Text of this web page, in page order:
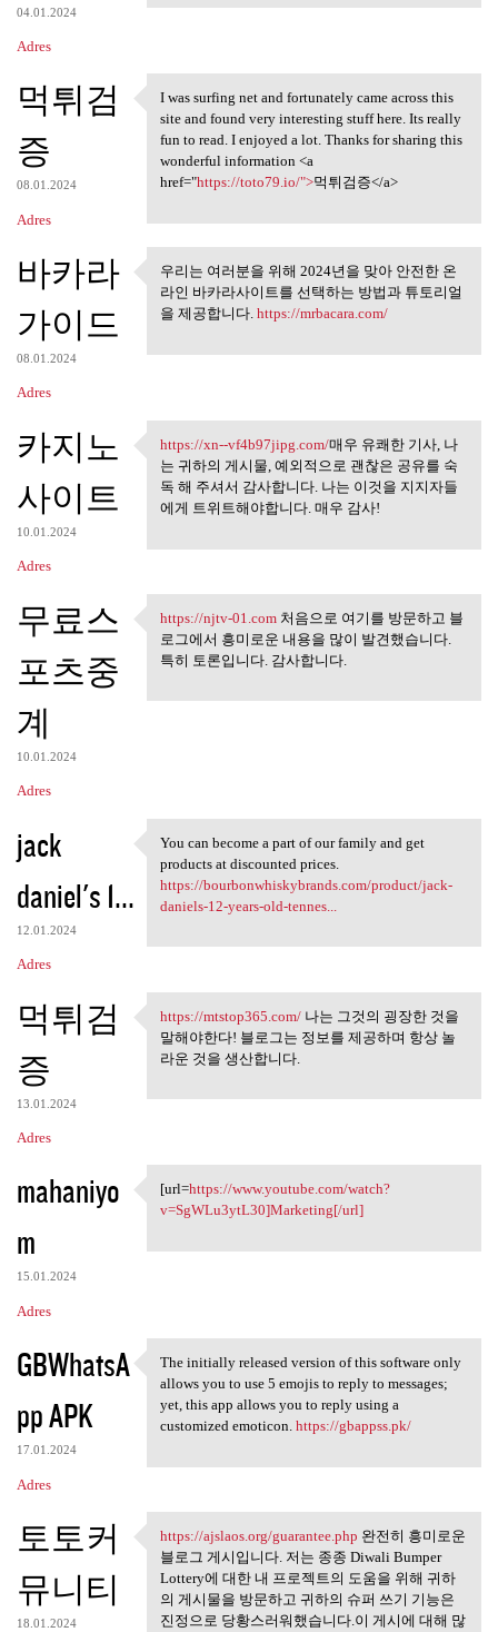
04.01.2024
Adres
먹튀검
증
08.01.2024
Adres
I was surfing net and
I was surfing net and fortunately came across this
site and found very interesting stuff here. Its really
fun to read. I enjoyed a lot. Thanks for sharing this
wonderful information <a
href="https://toto79.io/">먹튀검증</a>
바카라
가이드
08.01.2024
Adres
우리는 여러분을 위해 2024년을
맞아 안전한 온라인
우리는 여러분을 위해 2024년을 맞아 안전한 온
라인 바카라사이트를 선택하는 방법과 튜토리얼
을 제공합니다. https://mrbacara.com/
카지노
사이트
10.01.2024
Adres
https://xn--vf4b97jipg.com/매우
https://xn--vf4b97jipg.com/매우 유쾌한 기사, 나
는 귀하의 게시물, 예외적으로 괜찮은 공유를 숙
독 해 주셔서 감사합니다. 나는 이것을 지지자들
에게 트위트해야합니다. 매우 감사!
무료스
포츠중
계
10.01.2024
Adres
https://njtv-01.com 처음으로 여기를
https://njtv-01.com처음으로 여기를 방문하고 블
로그에서 흥미로운 내용을 많이 발견했습니다.
특히 토론입니다. 감사합니다.
jack
daniel's 1...
12.01.2024
Adres
You can become a part of our
You can become a part of our family and get
products at discounted prices.
https://bourbonwhiskybrands.com/product/jack-
daniels-12-years-old-tennes...
먹튀검
증
13.01.2024
Adres
https://mtstop365.com/ 나는 그것의
https://mtstop365.com/나는 그것의 굉장한 것을
말해야한다! 블로그는 정보를 제공하며 항상 놀
라운 것을 생산합니다.
mahaniyo
m
15.01.2024
Adres
[url=https://www.youtube.com
[url=https://www.youtube.com/watch?
v=SgWLu3ytL30]Marketing[/url]
GBWhatsA
pp APK
17.01.2024
Adres
The initially released
The initially released version of this software only
allows you to use 5 emojis to reply to messages;
yet, this app allows you to reply using a
customized emoticon. https://gbappss.pk/
토토커
뮤니티
18.01.2024
https://ajslaos.org/guarantee
https://ajslaos.org/guarantee.php 완전히 흥미로운
블로그 게시입니다. 저는 종종 Diwali Bumper
Lottery에 대한 내 프로젝트의 도움을 위해 귀하
의 게시물을 방문하고 귀하의 슈퍼 쓰기 기능은
진정으로 당황스러워했습니다.이 게시에 대해 많